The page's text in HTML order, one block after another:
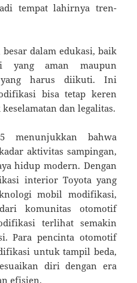
tempat lahirnya tren-
dalam edukasi, baik
yang aman maupun
harus diikuti. Ini
bisa tetap keren
dan legalitas.
menunjukkan bahwa
aktivitas sampingan,
hidup modern. Dengan
interior Toyota yang
mobil modifikasi,
komunitas otomotif
terlihat semakin
Para pencinta otomotif
untuk tampil beda,
diri dengan era
efisien.